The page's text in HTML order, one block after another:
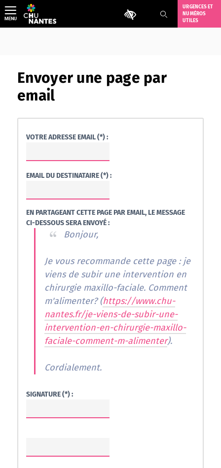
Aller
au
contenu
Outils d'accessibilité
URGENCES ET
NUMÉROS
UTILES
MENU
Envoyer une page par
email
VOTRE ADRESSE EMAIL (*) :
EMAIL DU DESTINATAIRE (*) :
EN PARTAGEANT CETTE PAGE PAR EMAIL, LE MESSAGE
CI-DESSOUS SERA ENVOYÉ :
Bonjour,
Je vous recommande cette page : je
viens de subir une intervention en
chirurgie maxillo-faciale. Comment
m'alimenter? (https://www.chu-
nantes.fr/je-viens-de-subir-une-
intervention-en-chirurgie-maxillo-
faciale-comment-m-alimenter).
Cordialement.
SIGNATURE (*) :